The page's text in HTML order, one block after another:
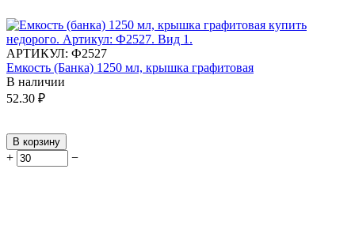
АРТИКУЛ: Ф2527
Емкость (Банка) 1250 мл, крышка графитовая
В наличии
52.30 ₽
В корзину
+ −